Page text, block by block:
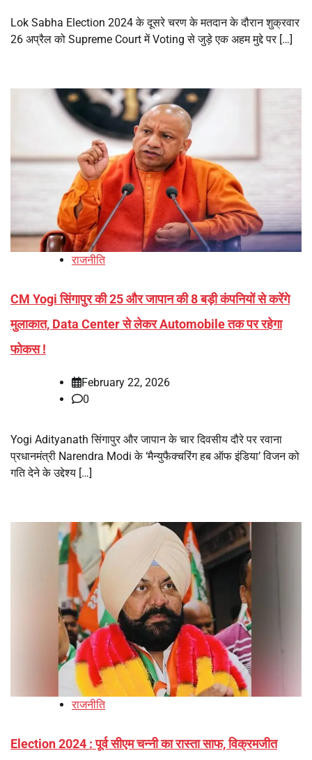
Lok Sabha Election 2024 के दूसरे चरण के मतदान के दौरान शुक्रवार
26 अप्रैल को Supreme Court में Voting से जुड़े एक अहम मुद्दे पर […]
राजनीति
CM Yogi सिंगापुर की 25 और जापान की 8 बड़ी कंपनियों से करेंगे
मुलाकात, Data Center से लेकर Automobile तक पर रहेगा
फोकस !
February 22, 2026
0
Yogi Adityanath सिंगापुर और जापान के चार दिवसीय दौरे पर रवाना
प्रधानमंत्री Narendra Modi के ‘मैन्युफैक्चरिंग हब ऑफ इंडिया’ विजन को
गति देने के उद्देश्य […]
राजनीति
Election 2024 : पूर्व सीएम चन्नी का रास्ता साफ, विक्रमजीत